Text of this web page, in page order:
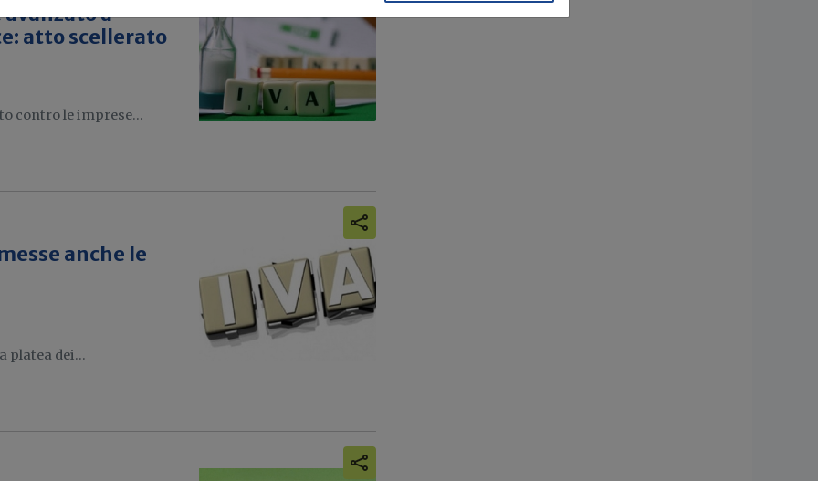
a
atto scellerato
contro le imprese...
anche le
platea dei...